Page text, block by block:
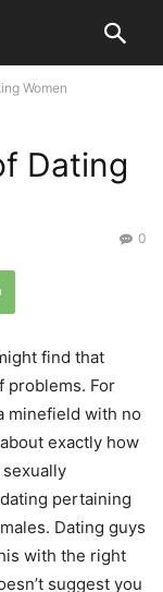
Women
Dating
0
find that
problems. For
minefield with no
exactly how
pertaining
Dating guys
with the right
suggest you